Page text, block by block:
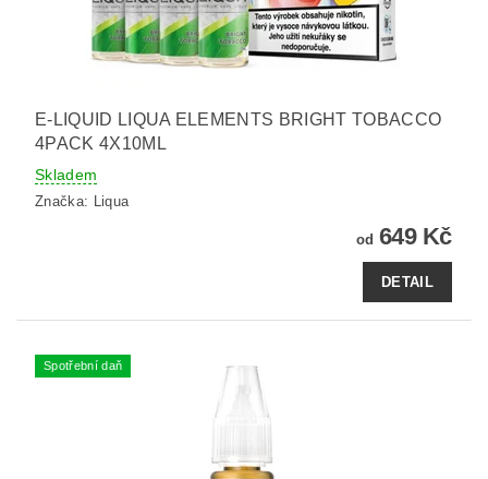
E-LIQUID LIQUA ELEMENTS BRIGHT TOBACCO
4PACK 4X10ML
Skladem
Značka: Liqua
od 649 Kč
DETAIL
Spotřební daň